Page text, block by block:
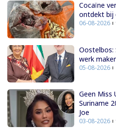
Cocaïne
ontdekt bij
06-08-2026
Oostelbos:
werk
05-08-2026
Geen Miss
Suriname
Joe
03-08-2026